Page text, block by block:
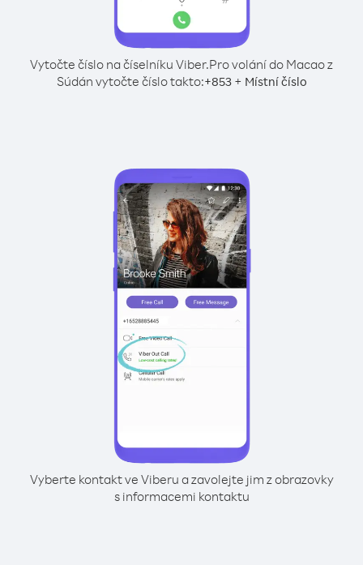
Vytočte číslo na číselníku Viber.Pro volání do Macao z
Súdán vytočte číslo takto:+853+ Místní číslo
Vyberte kontakt ve Viberu a zavolejte jim z obrazovky
s informacemi kontaktu